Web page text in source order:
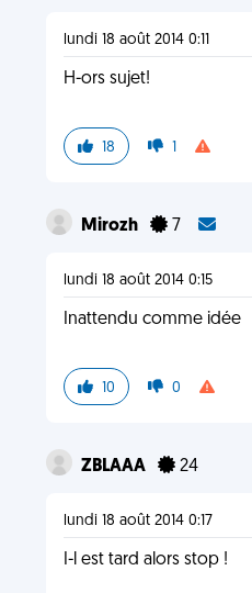
lundi 18 août 2014 0:11
H-ors sujet!
18 1
Mirozh 7
lundi 18 août 2014 0:15
Inattendu comme idée
10 0
ZBLAAA 24
lundi 18 août 2014 0:17
I-l est tard alors stop !